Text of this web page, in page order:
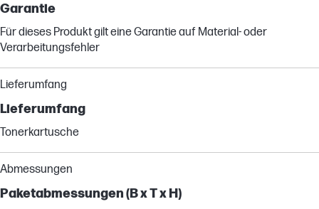
Garantie
Für dieses Produkt gilt eine Garantie auf Material- oder
Verarbeitungsfehler
Lieferumfang
Lieferumfang
Tonerkartusche
Abmessungen
Paketabmessungen (B x T x H)